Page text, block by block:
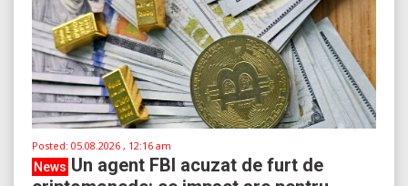
Posted: 05.08.2026 , 12:16 am
News Un agent FBI acuzat de furt de